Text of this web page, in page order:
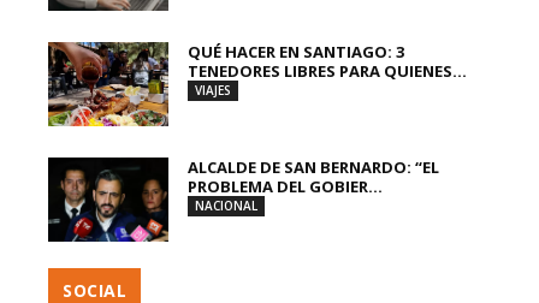
QUÉ HACER EN SANTIAGO: 3
TENEDORES LIBRES PARA QUIENES...
VIAJES
ALCALDE DE SAN BERNARDO: “EL
PROBLEMA DEL GOBIER...
NACIONAL
SOCIAL